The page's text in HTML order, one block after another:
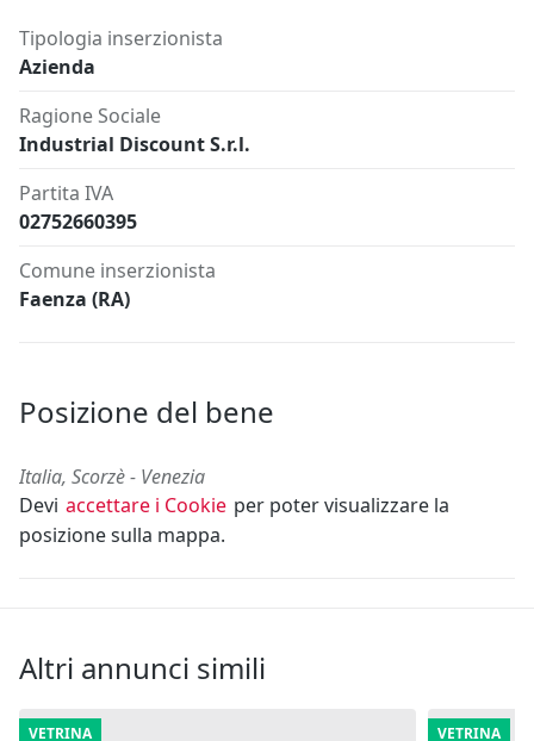
Tipologia inserzionista
Azienda
Ragione Sociale
Industrial Discount S.r.l.
Partita IVA
02752660395
Comune inserzionista
Faenza (RA)
Posizione del bene
Italia, Scorzè - Venezia
Devi accettare i Cookie per poter visualizzare la
posizione sulla mappa.
Altri annunci simili
VETRINA VETRINA